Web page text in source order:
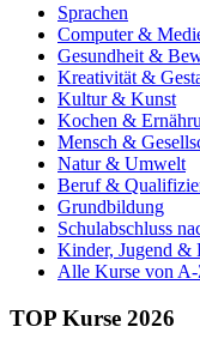
Sprachen
Computer &
Gesundheit &
Kreativität &
Kultur & Kunst
Kochen &
Mensch &
Natur & Umwelt
Beruf &
Grundbildung
Schulabschluss
Kinder, Jugend &
Alle Kurse von
TOP Kurse 2026